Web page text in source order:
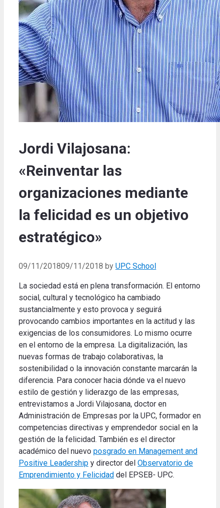
Jordi Vilajosana:
«Reinventar las
organizaciones mediante
la felicidad es un objetivo
estratégico»
09/11/201809/11/2018 by UPC School
La sociedad está en plena transformación. El entorno
social, cultural y tecnológico ha cambiado
sustancialmente y esto provoca y seguirá
provocando cambios importantes en la actitud y las
exigencias de los consumidores. Lo mismo ocurre
en el entorno de la empresa. La digitalización, las
nuevas formas de trabajo colaborativas, la
sostenibilidad o la innovación constante marcarán la
diferencia. Para conocer hacia dónde va el nuevo
estilo de gestión y liderazgo de las empresas,
entrevistamos a Jordi Vilajosana, doctor en
Administración de Empresas por la UPC, formador en
competencias directivas y emprendedor social en la
gestión de la felicidad. También es el director
académico del nuevo posgrado en Management and
Positive Leadership y director del Observatorio de
Emprendimiento y Felicidad del EPSEB- UPC.